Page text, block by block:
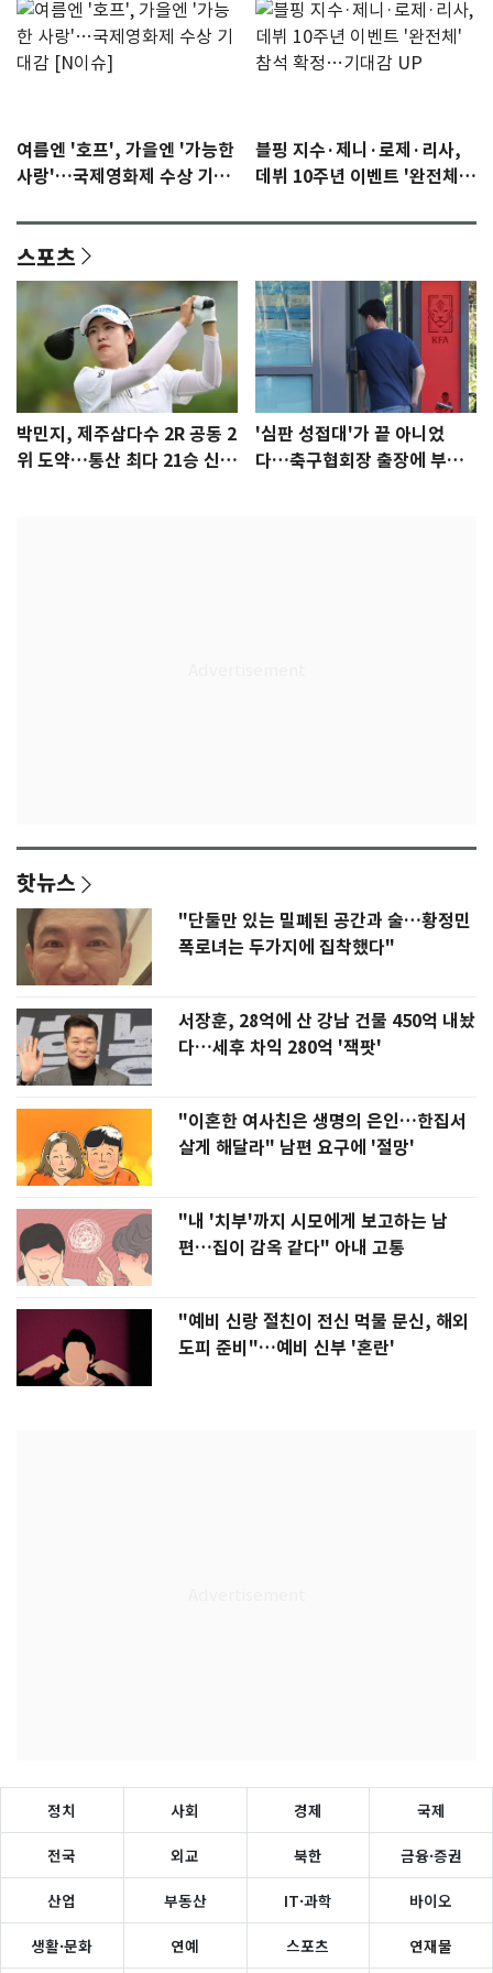
여름엔 '호프', 가을엔 '가능한
사랑'…국제영화제 수상 기대
블핑 지수·제니·로제·리사,
데뷔 10주년 이벤트 '완전체'
스포츠
박민지, 제주삼다수 2R 공동 2
위 도약…통산 최다 21승 신기
'심판 성접대'가 끝 아니었
다…축구협회장 출장에 부인
핫뉴스
"단둘만 있는 밀폐된 공간과 술…황정민
폭로녀는 두가지에 집착했다"
서장훈, 28억에 산 강남 건물 450억 내놨
다…세후 차익 280억 '잭팟'
"이혼한 여사친은 생명의 은인…한집서
살게 해달라" 남편 요구에 '절망'
"내 '치부'까지 시모에게 보고하는 남
편…집이 감옥 같다" 아내 고통
"예비 신랑 절친이 전신 먹물 문신, 해외
도피 준비"…예비 신부 '혼란'
정치 사회 경제 국제
전국 외교 북한 금융·증권
산업 부동산 IT·과학 바이오
생활·문화 연예 스포츠 연재물